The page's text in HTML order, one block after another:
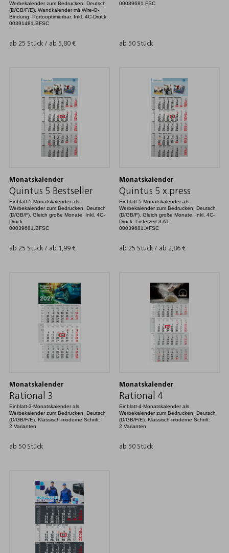
Werbekalender zum Bedrucken. Deutsch
(D/GB/F/E). Wandkalender mit Wire-O-
Bindung. Portooptimierbar. Inkl. 4C-Druck.
00391481.BFSC
ab 25 Stück / ab 5,80 €
00039681.FSC
ab 50 Stück
Monatskalender
Quintus 5 Bestseller
Einblatt-5-Monatskalender als
Werbekalender zum Bedrucken. Deutsch
(D/GB/F). Gleich große Monate. Inkl. 4C-
Druck.
00039681.BFSC
ab 25 Stück / ab 1,99 €
Monatskalender
Quintus 5 x.press
Einblatt-5-Monatskalender als
Werbekalender zum Bedrucken. Deutsch
(D/GB/F). Gleich große Monate. Inkl. 4C-
Druck. Lieferzeit 3 AT.
00039681.XFSC
ab 25 Stück / ab 2,86 €
Monatskalender
Rational 3
Einblatt-3-Monatskalender als
Werbekalender zum Bedrucken. Deutsch
(D/GB/F/E). Klassisch-moderne Schrift.
2 Varianten
ab 50 Stück
Monatskalender
Rational 4
Einblatt-4-Monatskalender als
Werbekalender zum Bedrucken. Deutsch
(D/GB/F/E). Klassisch-moderne Schrift.
2 Varianten
ab 50 Stück